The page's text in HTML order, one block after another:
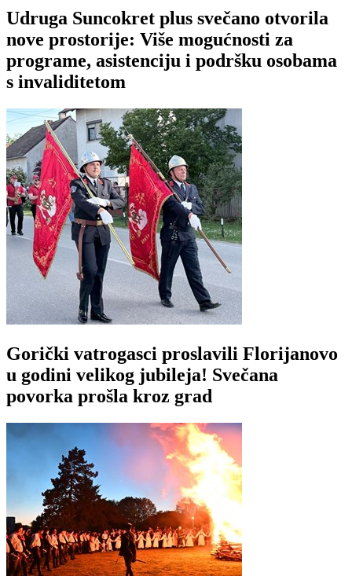
Udruga Suncokret plus svečano otvorila
nove prostorije: Više mogućnosti za
programe, asistenciju i podršku osobama
s invaliditetom
Gorički vatrogasci proslavili Florijanovo
u godini velikog jubileja! Svečana
povorka prošla kroz grad